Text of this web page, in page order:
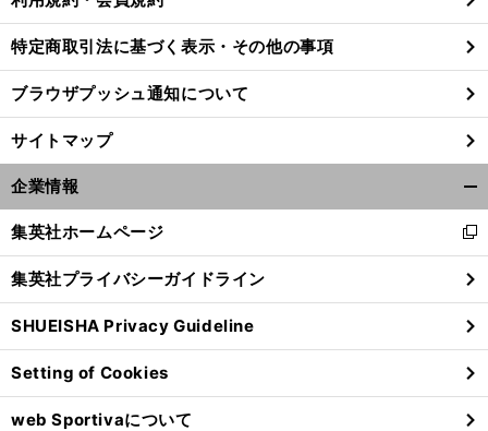
前
特定商取引法に基づく表示・その他の事項
ブラウザプッシュ通知について
サイトマップ
企業情報
閉
る
集英社ホームページ
新
し
い
ウ
ィ
ン
ド
ウ
で
集英社プライバシーガイドライン
SHUEISHA Privacy Guideline
Setting of Cookies
web Sportivaについて